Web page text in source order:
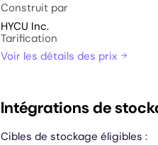
Construit par
HYCU Inc.
Tarification
Voir les détails des prix
Intégrations de
Cibles de stockage éligibles :